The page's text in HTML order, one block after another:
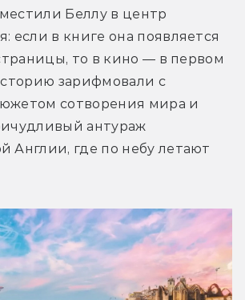
Беллу в центр
если в книге она появляется
то в кино — в первом
зарифмовали с
сотворения мира и
антураж
Англии, где по небу летают